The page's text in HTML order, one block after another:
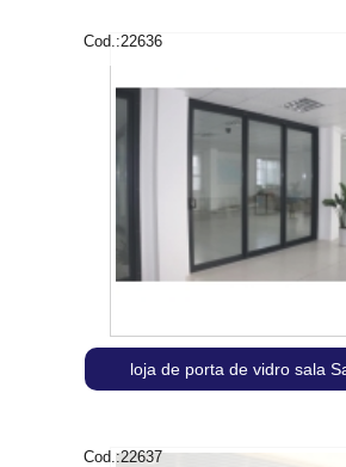
Cod.:22636
loja de porta de vidro sala
Cod.:22637